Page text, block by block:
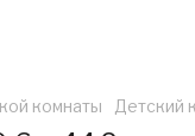
комнаты Детский